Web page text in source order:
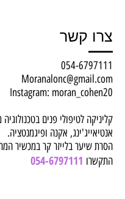
צרו קשר
054-6797111
Moranalonc@gmail.com
Instagram: moran_cohen20
קליניקה לטיפולי פנים
אנטיאייג'ינג, אקנה ופיגמנטציה.
הסרת שיער בלייזר קר במכשיר
התקשרו 054-6797111